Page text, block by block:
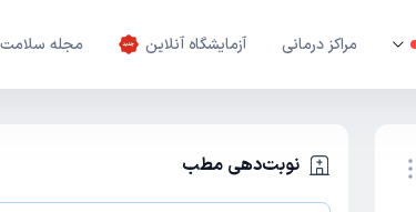
مراکز درمانی آزمایشگاه آنلاین مجله سلامت
نوبت‌دهی مطب